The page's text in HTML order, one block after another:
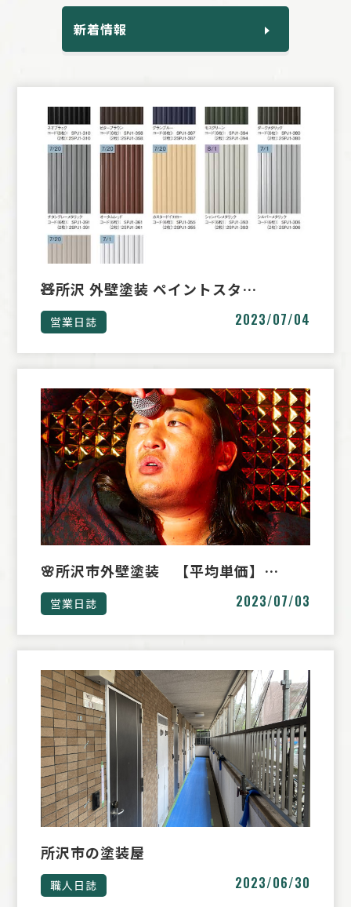
新着情報
🧸所沢 外壁塗装 ペイントスタ…
営業日誌 2023/07/04
🌸所沢市外壁塗装 【平均単価】…
営業日誌 2023/07/03
所沢市の塗装屋
職人日誌 2023/06/30